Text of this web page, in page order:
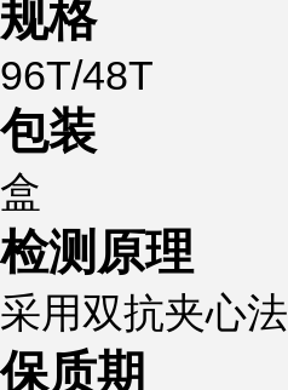
规格
96T/48T
包装
盒
检测原理
采用双抗夹心法
保质期